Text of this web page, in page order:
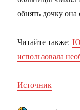
обнять дочку
Читайте также:
использовала
Источник